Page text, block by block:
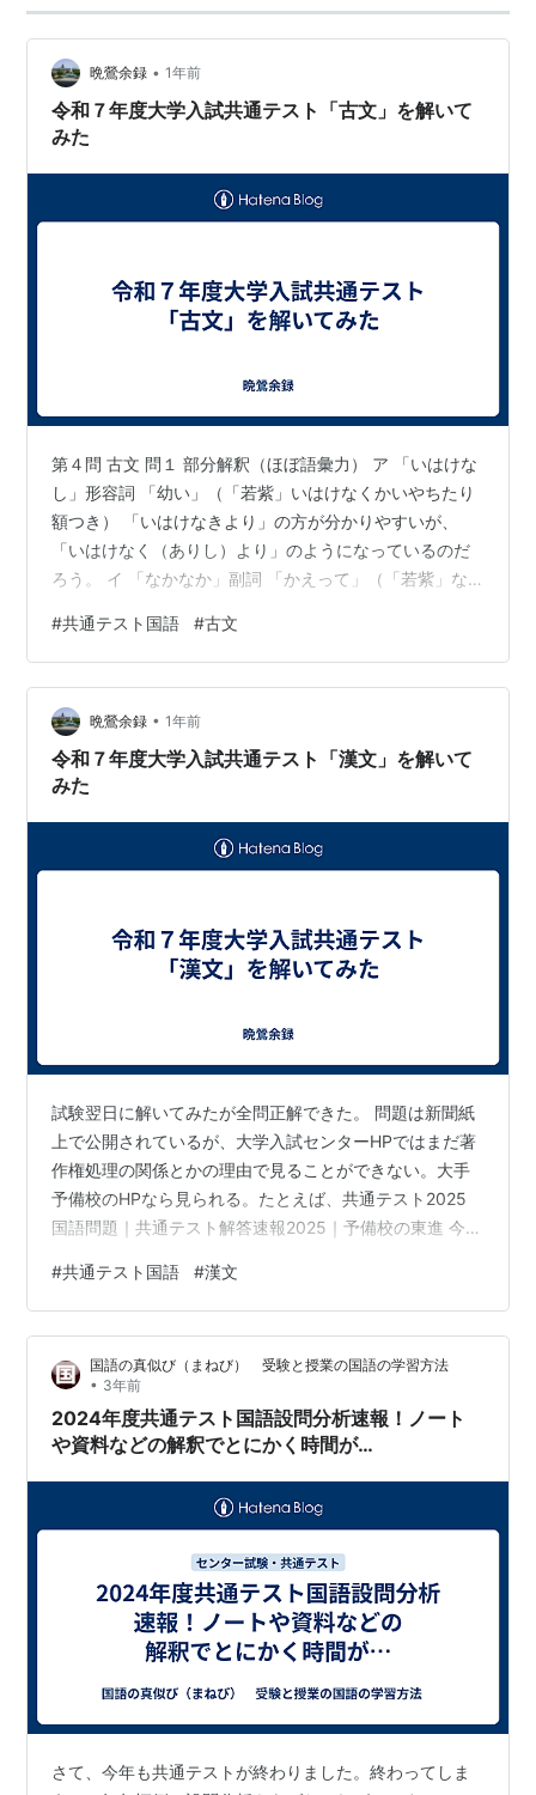
晩鶯余録 • 1年前
令和７年度大学入試共通テスト「古文」を解いて
みた
第４問 古文 問１ 部分解釈（ほぼ語彙力） ア 「いはけな
し」形容詞 「幼い」（「若紫」いはけなくかいやちたり
額つき） 「いはけなきより」の方が分かりやすいが、
「いはけなく（ありし）より」のようになっているのだ
ろう。 イ 「なかなか」副詞 「かえって」（「若紫」な
「呼ばふ」「ののしる」動詞 「呼び続ける」「大声で騒
ぐ」 「動詞＋ふ」は反復・継続のニュアンス 問２ 敬語
の種類、敬意の方向 基礎知識があれば理解できる。 敬意
の出発点は、地の文では「作者」から。会話文では「会
話主」から。この二通りしかない。 a と読みたまへる御
声 地の文（作者から…
#共通テスト国語 #古文
晩鶯余録 • 1年前
令和７年度大学入試共通テスト「漢文」を解いて
みた
試験翌日に解いてみたが全問正解できた。 問題は新聞紙
上で公開されているが、大学入試センターHPではまだ著
作権処理の関係とかの理由で見ることができない。大手
予備校のHPなら見られる。たとえば、共通テスト2025
国語問題｜共通テスト解答速報2025｜予備校の東進 今年
と思う。自分なりに解説というか、解き方というか、ポ
イントを書いてみる。 第5問 漢文 問１ 語意を問うが、訓
読できれば即正答。 ア 女 ＝汝 なんぢ 「あなた」 頻出語
イ 非与 与＝歟 疑問の終尾詞「か」 「非ざるか」「そう
ではないか？」 ウ 毎 いつも 問２ 「夫子其の意を擬言
し…
#共通テスト国語 #漢文
国語の真似び（まねび） 受験と授業の国語の学習方法
• 3年前
2024年度共通テスト国語設問分析速報！ノート
や資料などの解釈でとにかく時間が…
さて、今年も共通テストが終わりました。終わってしま